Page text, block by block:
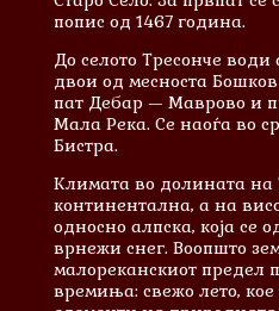
попис од 1467 година.
До селото Тресонче води
двои од месноста
пат Дебар — Маврово и
Мала Река. Се наоѓа во
Бистра.
Климата во долината на
континентална, а на
односно алпска, која се
врнежи снег. Воопшто
малореканскиот предел
времиња: свежо лето, кое